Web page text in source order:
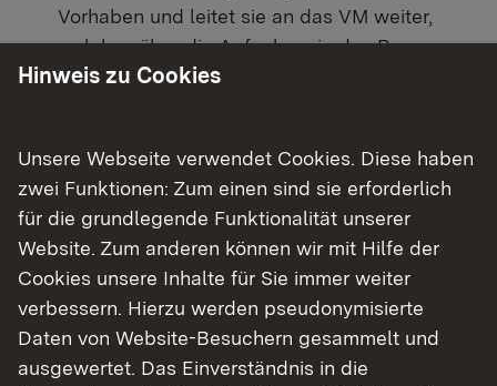
Vorhaben und leitet sie an das VM weiter,
welches über die Aufnahme in das Programm
entscheidet.
aufgenommen worden sind, ihre Anträge zur
Projektförderung beim zuständigen
Regierungspräsidium ein. Über den Antrag
auf Förderung entscheidet das
Regierungspräsidium.
Bewilligung: Auf Antrag und bei Vorliegen der
verwaltungsrechtlichen Voraussetzungen
erfolgt die Bewilligung des genehmigten
Hinweis zu Cookies
Unsere Webseite verwendet Cookies. Diese haben
zwei Funktionen: Zum einen sind sie erforderlich
für die grundlegende Funktionalität unserer
Website. Zum anderen können wir mit Hilfe der
Cookies unsere Inhalte für Sie immer weiter
verbessern. Hierzu werden pseudonymisierte
Daten von Website-Besuchern gesammelt und
ausgewertet. Das Einverständnis in die